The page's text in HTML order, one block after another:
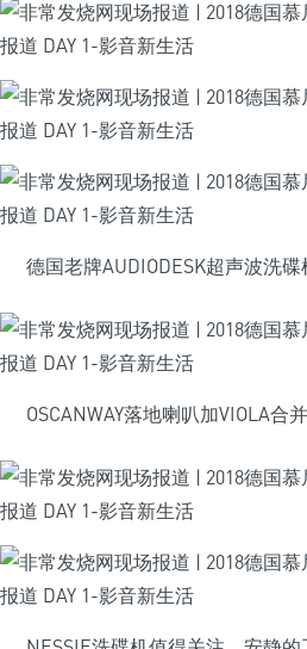
德国老牌AUDIODESK超声波洗碟
OSCANWAY落地喇叭加VIOLA合